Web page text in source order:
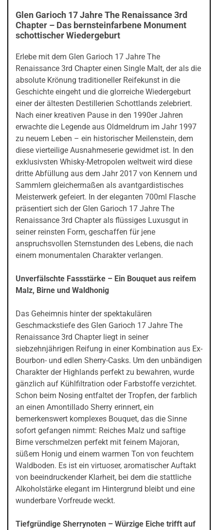
Glen Garioch 17 Jahre The Renaissance 3rd
Chapter – Das bernsteinfarbene Monument
schottischer Wiedergeburt
Erlebe mit dem Glen Garioch 17 Jahre The
Renaissance 3rd Chapter einen Single Malt, der als die
absolute Krönung traditioneller Reifekunst in die
Geschichte eingeht und die glorreiche Wiedergeburt
einer der ältesten Destillerien Schottlands zelebriert.
Nach einer kreativen Pause in den 1990er Jahren
erwachte die Legende aus Oldmeldrum im Jahr 1997
zu neuem Leben – ein historischer Meilenstein, dem
diese vierteilige Ausnahmeserie gewidmet ist. In den
exklusivsten Whisky-Metropolen weltweit wird diese
dritte Abfüllung aus dem Jahr 2017 von Kennern und
Sammlern gleichermaßen als avantgardistisches
Meisterwerk gefeiert. In der eleganten 700ml Flasche
präsentiert sich der Glen Garioch 17 Jahre The
Renaissance 3rd Chapter als flüssiges Luxusgut in
seiner reinsten Form, geschaffen für jene
anspruchsvollen Sternstunden des Lebens, die nach
einem monumentalen Charakter verlangen.
Unverfälschte Fassstärke – Ein Bouquet aus reifem
Malz, Birne und Waldhonig
Das Geheimnis hinter der spektakulären
Geschmackstiefe des Glen Garioch 17 Jahre The
Renaissance 3rd Chapter liegt in seiner
siebzehnjährigen Reifung in einer Kombination aus Ex-
Bourbon- und edlen Sherry-Casks. Um den unbändigen
Charakter der Highlands perfekt zu bewahren, wurde
gänzlich auf Kühlfiltration oder Farbstoffe verzichtet.
Schon beim Nosing entfaltet der Tropfen, der farblich
an einen Amontillado Sherry erinnert, ein
bemerkenswert komplexes Bouquet, das die Sinne
sofort gefangen nimmt: Reiches Malz und saftige
Birne verschmelzen perfekt mit feinem Majoran,
süßem Honig und einem warmen Ton von feuchtem
Waldboden. Es ist ein virtuoser, aromatischer Auftakt
von beeindruckender Klarheit, bei dem die stattliche
Alkoholstärke elegant im Hintergrund bleibt und eine
wunderbare Vorfreude weckt.
Tiefgründige Sherrynoten – Würzige Eiche trifft auf